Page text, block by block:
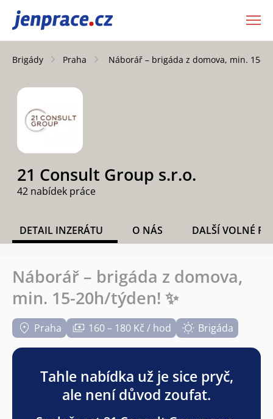
JenPráce.cz
Brigády Praha Náborář – brigáda z domova, min. 15-
21 Consult Group s.r.o.
42 nabídek práce
DETAIL INZERÁTU O NÁS DALŠÍ VOLNÉ
Náborář – brigáda z domova,
min. 15-20h/týden! ✨
Praha 160 – 180 Kč / hod Brigáda
Tahle nabídka už je sice pryč,
ale není důvod zoufat.